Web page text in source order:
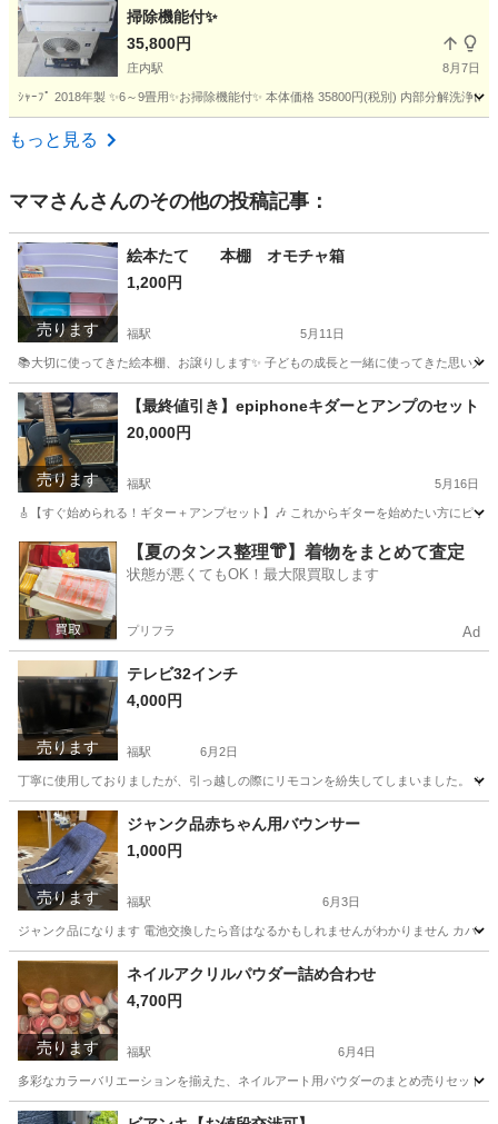
掃除機能付✨️
35,800円
庄内駅 8月7日
ｼｬｰﾌﾟ 2018年製 ✨6～9畳用✨お掃除機能付✨️ 本体価格 35800円(税別) 内部分解洗浄
大阪 豊中市
もっと見る
ママさんさんのその他の投稿記事：
売ります
絵本たて 本棚 オモチャ箱
1,200円
福駅 5月11日
📚大切に使ってきた絵本棚、お譲りします✨ 子どもの成長と一緒に使ってきた思い
大阪 大阪市 福駅 収納家具 リメイク
売ります
【最終値引き】epiphoneキダーとアンプのセット
20,000円
福駅 5月16日
🎸【すぐ始められる！ギター＋アンプセット】🎶 これからギターを始めたい方にピ
大阪 大阪市 福駅 弦楽器、ギター epiphone
【夏のタンス整理👘】着物をまとめて査定
状態が悪くてもOK！最大限買取します
プリフラ Ad
売ります
テレビ32インチ
4,000円
福駅 6月2日
丁寧に使用しておりましたが、引っ越しの際にリモコンを紛失してしまいました。
大阪 大阪市 テレビ リモコン
売ります
ジャンク品赤ちゃん用バウンサー
1,000円
福駅 6月3日
ジャンク品になります 電池交換したら音はなるかもしれませんがわかりません カバー
大阪 大阪市 福駅 ベビー用品
売ります
ネイルアクリルパウダー詰め合わせ
4,700円
福駅 6月4日
多彩なカラーバリエーションを揃えた、ネイルアート用パウダーのまとめ売りセット
大阪 大阪市 福駅 ネイル